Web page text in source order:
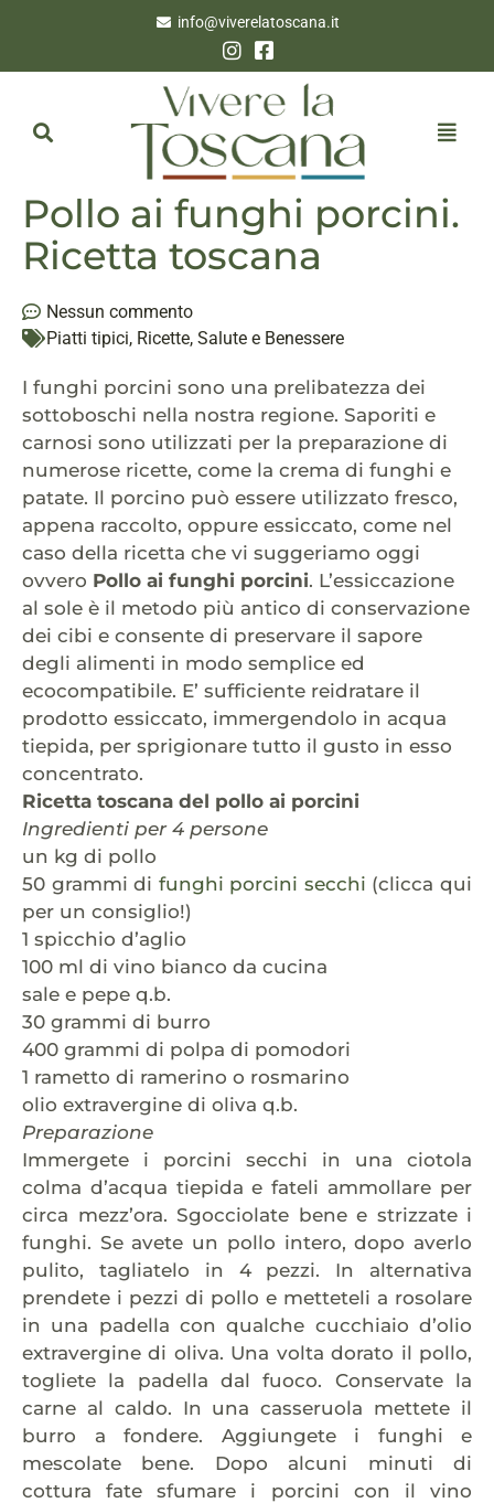
info@viverelatoscana.it
Pollo ai funghi porcini.
Ricetta toscana
Nessun commento
Piatti tipici, Ricette, Salute e Benessere
I funghi porcini sono una prelibatezza dei
sottoboschi nella nostra regione. Saporiti e
carnosi sono utilizzati per la preparazione di
numerose ricette, come la crema di funghi e
patate. Il porcino può essere utilizzato fresco,
appena raccolto, oppure essiccato, come nel
caso della ricetta che vi suggeriamo oggi
ovvero Pollo ai funghi porcini. L’essiccazione
al sole è il metodo più antico di conservazione
dei cibi e consente di preservare il sapore
degli alimenti in modo semplice ed
ecocompatibile. E’ sufficiente reidratare il
prodotto essiccato, immergendolo in acqua
tiepida, per sprigionare tutto il gusto in esso
concentrato.
Ricetta toscana del pollo ai porcini
Ingredienti per 4 persone
un kg di pollo
50 grammi di funghi porcini secchi (clicca qui
per un consiglio!)
1 spicchio d’aglio
100 ml di vino bianco da cucina
sale e pepe q.b.
30 grammi di burro
400 grammi di polpa di pomodori
1 rametto di ramerino o rosmarino
olio extravergine di oliva q.b.
Preparazione
Immergete i porcini secchi in una ciotola
colma d’acqua tiepida e fateli ammollare per
circa mezz’ora. Sgocciolate bene e strizzate i
funghi. Se avete un pollo intero, dopo averlo
pulito, tagliatelo in 4 pezzi. In alternativa
prendete i pezzi di pollo e metteteli a rosolare
in una padella con qualche cucchiaio d’olio
extravergine di oliva. Una volta dorato il pollo,
togliete la padella dal fuoco. Conservate la
carne al caldo. In una casseruola mettete il
burro a fondere. Aggiungete i funghi e
mescolate bene. Dopo alcuni minuti di
cottura fate sfumare i porcini con il vino